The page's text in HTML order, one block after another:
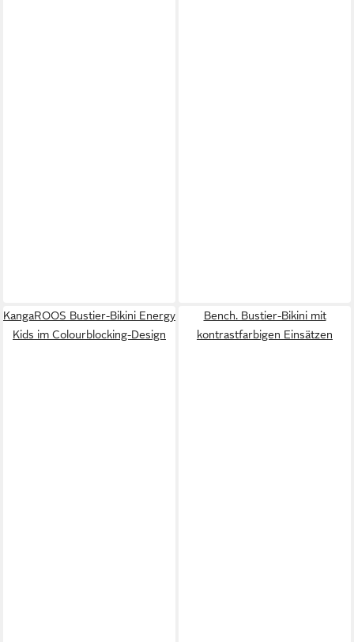
KangaROOS Bustier-Bikini Energy
Kids im Colourblocking-Design
Bench. Bustier-Bikini mit
kontrastfarbigen Einsätzen